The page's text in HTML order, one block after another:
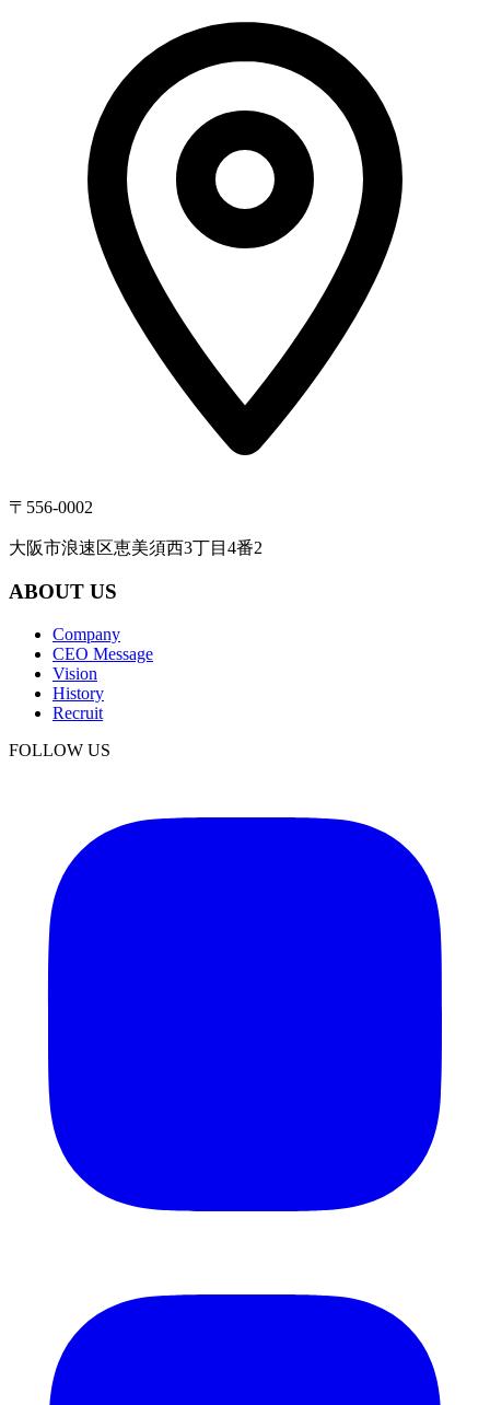
〒556-0002
大阪市浪速区恵美須西3丁目4番2
ABOUT US
Company
CEO Message
Vision
History
Recruit
FOLLOW US